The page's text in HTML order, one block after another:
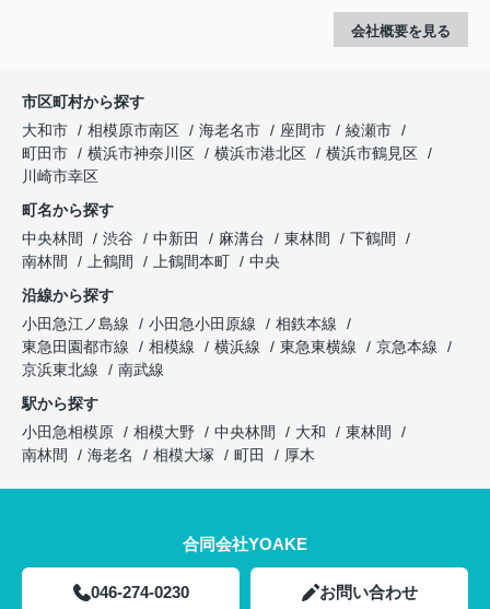
会社概要を見る
市区町村から探す
大和市
相模原市南区 海老名市 座間市
綾瀬市
町田市
横浜市神奈川区 横浜市港北区
横浜市鶴見区
川崎市幸区
町名から探す
中央林間
渋谷 中新田 麻溝台 東林間
下鶴間
南林間
上鶴間 上鶴間本町
中央
沿線から探す
小田急江ノ島線
小田急小田原線
相鉄本線
東急田園都市線
相模線 横浜線 東急東横線
京急本線
京浜東北線
南武線
駅から探す
小田急相模原
相模大野 中央林間 大和
東林間
南林間
海老名 相模大塚 町田 厚木
合同会社YOAKE
046-274-0230 お問い合わせ